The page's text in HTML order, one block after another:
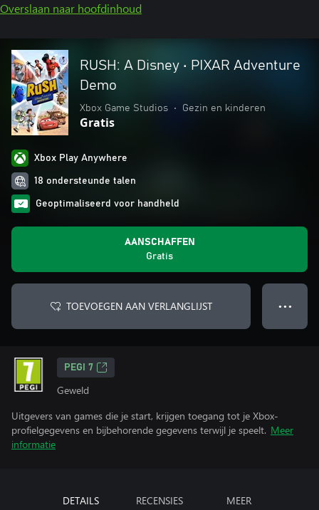
Overslaan naar hoofdinhoud
RUSH: A Disney • PIXAR Adventure
Demo
Xbox Game Studios • Gezin en kinderen
Gratis
Xbox Play Anywhere
18 ondersteunde talen
Geoptimaliseerd voor handheld
AANSCHAFFEN
Gratis
TOEVOEGEN AAN VERLANGLIJST ● ● ●
PEGI 7
Geweld
Uitgevers van games die je start, krijgen toegang tot je Xbox-
profielgegevens en bijbehorende gegevens terwijl je speelt. Meer
informatie
DETAILS RECENSIES MEER